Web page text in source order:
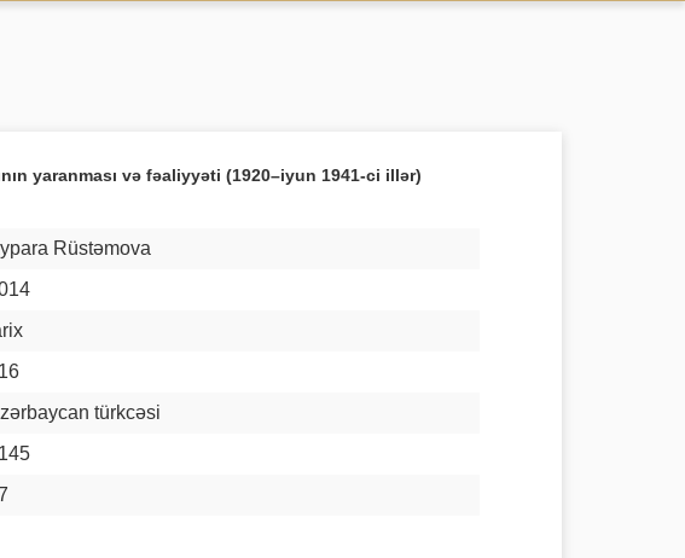
yaranması və fəaliyyəti (1920–iyun 1941-ci illər)
Rüstəmova
türkcəsi